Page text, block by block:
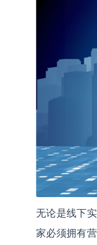
无论是线下
家必须拥有